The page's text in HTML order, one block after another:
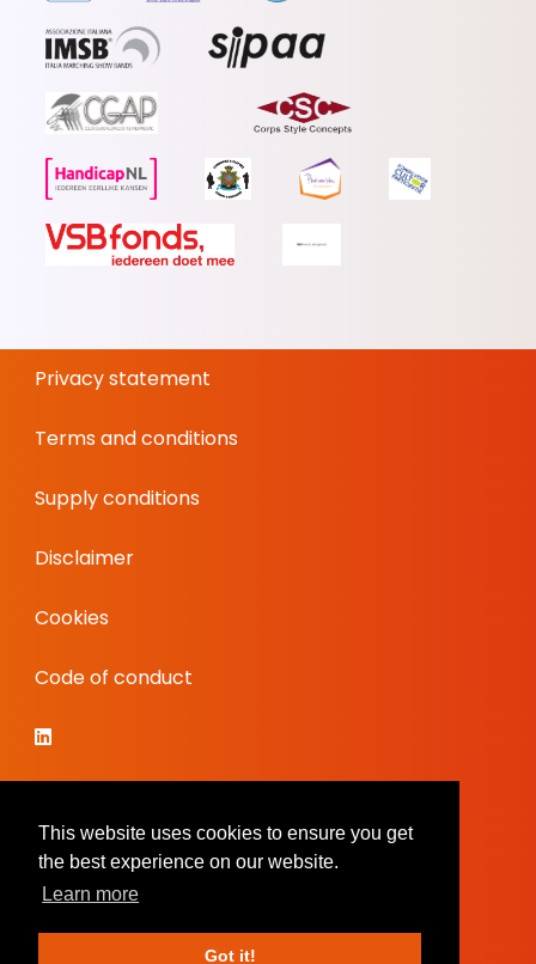
This website uses cookies to ensure you get
the best experience on our website.
Learn more
Got it!
Privacy statement
Terms and conditions
Supply conditions
Disclaimer
Cookies
Code of conduct